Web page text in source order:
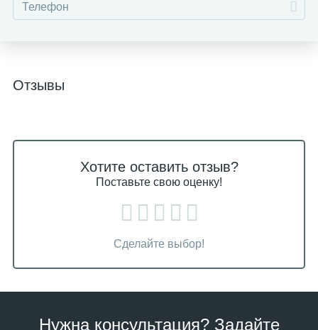
Отзывы
Хотите оставить отзыв?
Поставьте свою оценку!
Сделайте выбор!
Нужна консультация? Задайте